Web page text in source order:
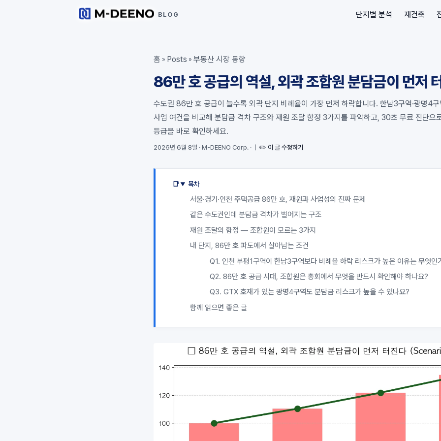
BLOG 단지별 분석 재건축
홈 » Posts » 부동산 시장 동향
86만 호 공급의 역설, 외곽 조합원 분담금이 먼저
수도권 86만 호 공급이 늘수록 외곽 단지 비례율이 가장 먼저 하락합니다. 한남3구역·광명4구
사업 여건을 비교해 분담금 격차 구조와 재원 조달 함정 3가지를 파악하고, 30초 무료 진단으
등급을 바로 확인하세요.
2026년 6월 8일 · M-DEENO Corp. · ✏️ 이 글 수정하기
목차
서울·경기·인천 주택공급 86만 호, 재원과 사업성의 진짜 문제
같은 수도권인데 분담금 격차가 벌어지는 구조
재원 조달의 함정 — 조합원이 모르는 3가지
내 단지, 86만 호 파도에서 살아남는 조건
Q1. 인천 부평1구역이 한남3구역보다 비례율 하락 리스크가 높은 이유는 무엇인
Q2. 86만 호 공급 시대, 조합원은 총회에서 무엇을 반드시 확인해야 하나요?
Q3. GTX 호재가 있는 광명4구역도 분담금 리스크가 높을 수 있나요?
함께 읽으면 좋은 글